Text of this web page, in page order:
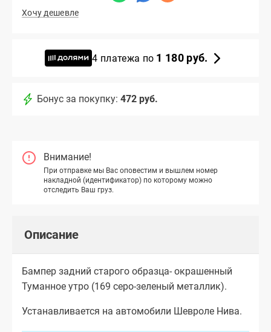
Хочу дешевле
4 платежа по 1 180 руб.
Бонус за покупку: 472 руб.
Внимание!
При отправке мы Вас оповестим и вышлем номер
накладной (идентификатор) по которому можно
отследить Ваш груз.
Описание
Бампер задний старого образца- окрашенный
Туманное утро (169 cеро-зеленый металлик).
Устанавливается на автомобили Шевроле Нива.